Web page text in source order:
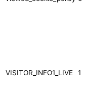
VISITOR_INFO1_LIVE 1